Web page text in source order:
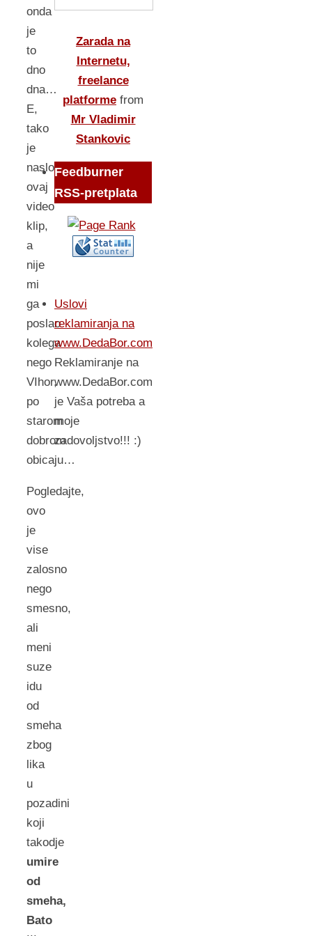
onda
je
to
dno
dna…
E,
tako
je
naslovljen
ovaj
video
klip,
a
nije
mi
ga
poslao
kolega
nego
VIhor,
po
starom
dobrom
obicaju…
Pogledajte,
ovo
je
vise
zalosno
nego
smesno,
ali
meni
suze
idu
od
smeha
zbog
lika
u
pozadini
koji
takodje
umire
od
smeha,
Bato
Zarada na
Internetu,
freelance
platforme from
Mr Vladimir
Stankovic
Feedburner
RSS-pretplata
Uslovi
reklamiranja na
www.DedaBor.com
Reklamiranje na
www.DedaBor.com
je Vaša potreba a
moje
zadovoljstvo!!! :)